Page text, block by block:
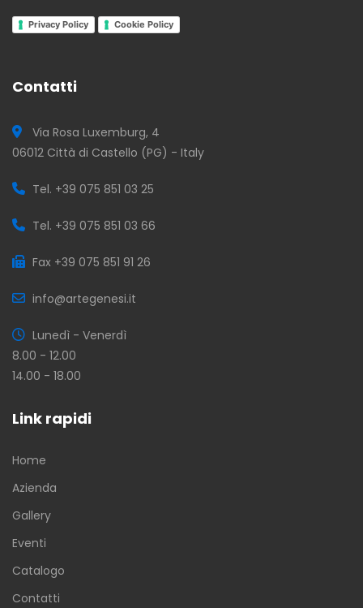
Privacy Policy Cookie Policy
Contatti
Via Rosa Luxemburg, 4
06012 Città di Castello (PG) - Italy
Tel. +39 075 851 03 25
Tel. +39 075 851 03 66
Fax +39 075 851 91 26
info@artegenesi.it
Lunedì - Venerdì
8.00 - 12.00
14.00 - 18.00
Link rapidi
Home
Azienda
Gallery
Eventi
Catalogo
Contatti